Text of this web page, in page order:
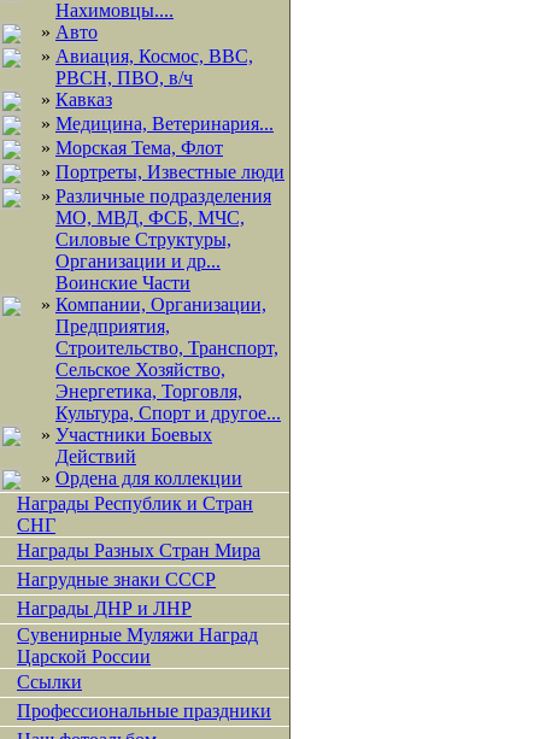
Нахимовцы....
» Авто
» Авиация, Космос, ВВС,
РВСН, ПВО, в/ч
» Кавказ
» Медицина, Ветеринария...
» Морская Тема, Флот
» Портреты, Известные люди
» Различные подразделения
МО, МВД, ФСБ, МЧС,
Силовые Структуры,
Организации и др...
Воинские Части
» Компании, Организации,
Предприятия,
Строительство, Транспорт,
Сельское Хозяйство,
Энергетика, Торговля,
Культура, Спорт и другое...
» Участники Боевых
Действий
» Ордена для коллекции
Награды Республик и Стран
СНГ
Награды Разных Стран Мира
Нагрудные знаки СССР
Награды ДНР и ЛНР
Сувенирные Муляжи Наград
Царской России
Ссылки
Профессиональные праздники